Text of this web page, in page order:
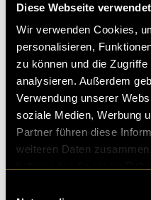
Diese Webseite
Wir verwenden Cookies,
personalisieren,
zu können und die
analysieren. Außerdem
Verwendung unserer
soziale Medien, Werbung
Partner führen diese
weiteren Daten
Viel Spass beim Viren
(spu)